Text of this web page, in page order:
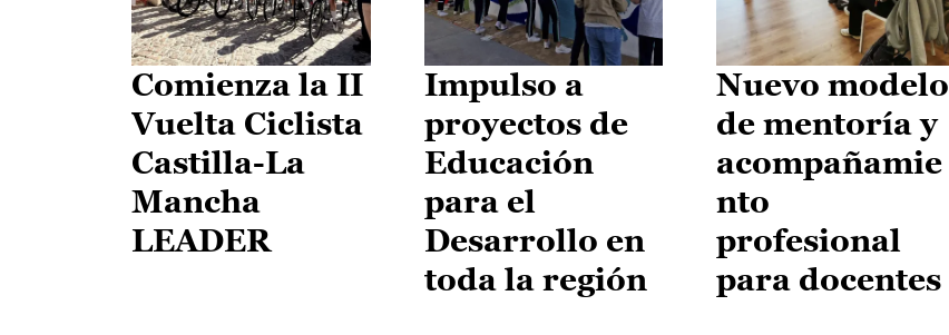
Comienza la II
Vuelta Ciclista
Castilla-La
Mancha
LEADER
Impulso a
proyectos de
Educación
para el
Desarrollo en
toda la región
Nuevo modelo
de mentoría y
acompañamie
nto
profesional
para docentes